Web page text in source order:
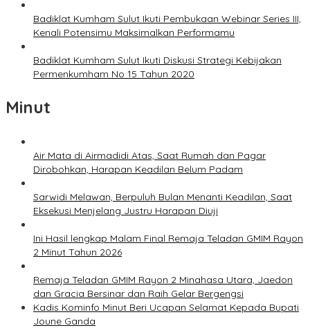
Badiklat Kumham Sulut Ikuti Pembukaan Webinar Series III,
Kenali Potensimu Maksimalkan Performamu
Badiklat Kumham Sulut Ikuti Diskusi Strategi Kebijakan
Permenkumham No 15 Tahun 2020
Minut
Air Mata di Airmadidi Atas, Saat Rumah dan Pagar
Dirobohkan, Harapan Keadilan Belum Padam
Sarwidi Melawan, Berpuluh Bulan Menanti Keadilan, Saat
Eksekusi Menjelang Justru Harapan Diuji
Ini Hasil lengkap Malam Final Remaja Teladan GMIM Rayon
2 Minut Tahun 2026
Remaja Teladan GMIM Rayon 2 Minahasa Utara, Jaedon
dan Gracia Bersinar dan Raih Gelar Bergengsi
Kadis Kominfo Minut Beri Ucapan Selamat Kepada Bupati
Joune Ganda